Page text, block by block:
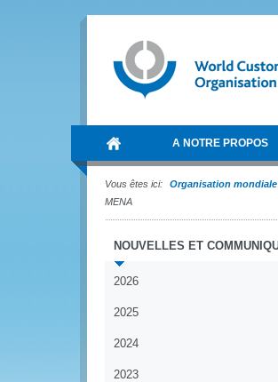
A NOTRE PROPOS
Vous êtes ici: Organisation
MENA
NOUVELLES ET
2026
2025
2024
2023